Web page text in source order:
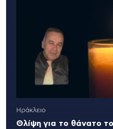
Ηράκλειο
Θλίψη για το θάνατο